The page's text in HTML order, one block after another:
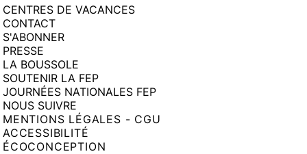
CENTRES DE VACANCES
CONTACT
S'ABONNER
PRESSE
LA BOUSSOLE
SOUTENIR LA FEP
JOURNÉES NATIONALES FEP
NOUS SUIVRE
MENTIONS LÉGALES - CGU
ACCESSIBILITÉ
ÉCOCONCEPTION